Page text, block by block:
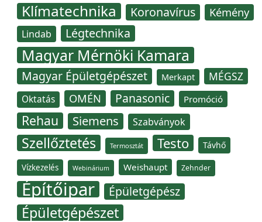
Klímatechnika Koronavírus Kémény
Lindab Légtechnika
Magyar Mérnöki Kamara
Magyar Épületgépészet Merkapt MÉGSZ
Oktatás OMÉN Panasonic Promóció
Rehau Siemens Szabványok
Szellőztetés Termosztát Testo Távhő
Vízkezelés Webinárium Weishaupt Zehnder
Építőipar Épületgépész
Épületgépészet